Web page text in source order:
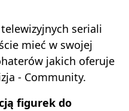
seriali
mieć w swojej
jakich oferuje
- Community.
figurek do